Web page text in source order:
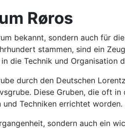
Røros
bekannt, sondern auch für
stammen, sind ein
die Technik und Organisation
durch den Deutschen
Diese Gruben, die oft
Techniken errichtet worden.
sondern auch ein